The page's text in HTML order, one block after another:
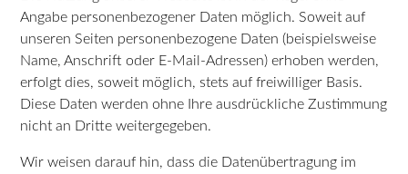
Angabe personenbezogener Daten möglich. Soweit auf
unseren Seiten personenbezogene Daten (beispielsweise
Name, Anschrift oder E-Mail-Adressen) erhoben werden,
erfolgt dies, soweit möglich, stets auf freiwilliger Basis.
Diese Daten werden ohne Ihre ausdrückliche Zustimmung
nicht an Dritte weitergegeben.
Wir weisen darauf hin, dass die Datenübertragung im